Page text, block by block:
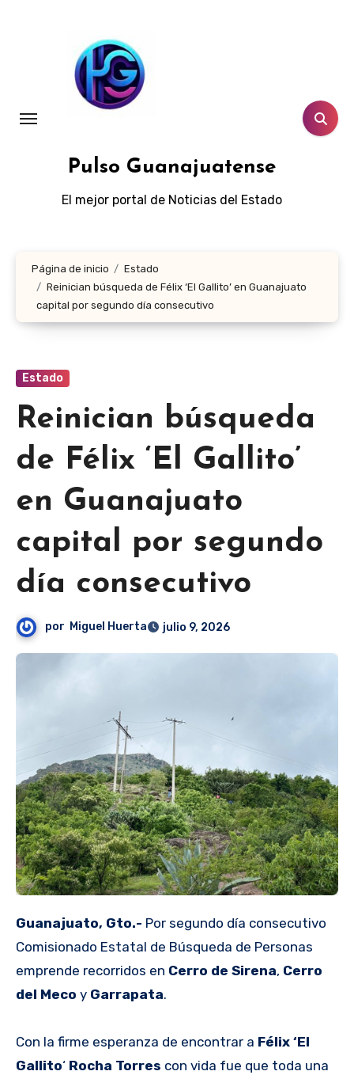
Pulso Guanajuatense
El mejor portal de Noticias del Estado
Página de inicio
Estado
Reinician búsqueda de Félix ‘El Gallito’ en Guanajuato
capital por segundo día consecutivo
Estado
Reinician búsqueda
de Félix ‘El Gallito’
en Guanajuato
capital por segundo
día consecutivo
por Miguel Huerta julio 9, 2026
Guanajuato, Gto.- Por segundo día consecutivo
Comisionado Estatal de Búsqueda de Personas
emprende recorridos en Cerro de Sirena, Cerro
del Meco y Garrapata.
Con la firme esperanza de encontrar a Félix ‘El
Gallito‘ Rocha Torres con vida fue que toda una